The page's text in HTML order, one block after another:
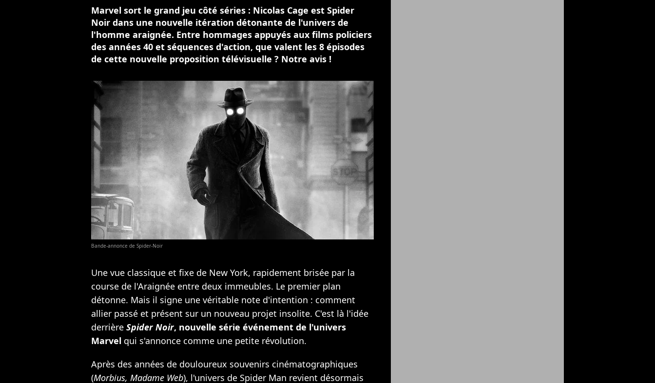
Marvel sort le grand jeu côté séries : Nicolas Cage est Spider
Noir dans une nouvelle itération détonante de l'univers de
l'homme araignée. Entre hommages appuyés aux films policiers
des années 40 et séquences d'action, que valent les 8 épisodes
de cette nouvelle proposition télévisuelle ? Notre avis !
Bande-annonce de Spider-Noir
Une vue classique et fixe de New York, rapidement brisée par la
course de l'Araignée entre deux immeubles. Le premier plan
détonne. Mais il signe une véritable note d'intention : comment
allier passé et présent sur un nouveau projet insolite. C'est là l'idée
derrière Spider Noir, nouvelle série événement de l'univers
Marvel qui s'annonce comme une petite révolution.
Après des années de douloureux souvenirs cinématographiques
(Morbius, Madame Web), l'univers de Spider Man revient désormais